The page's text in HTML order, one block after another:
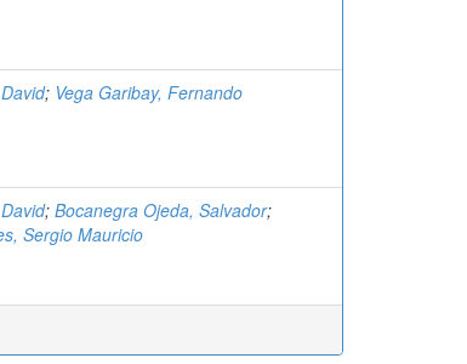
; Vega Garibay, Fernando
; Bocanegra Ojeda, Salvador;
Sergio Mauricio